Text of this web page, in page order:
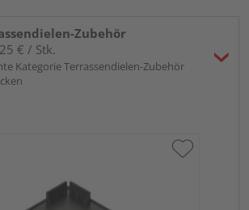
Zubehör
€ / Stk.
Kategorie Terrassendielen-Zubehör